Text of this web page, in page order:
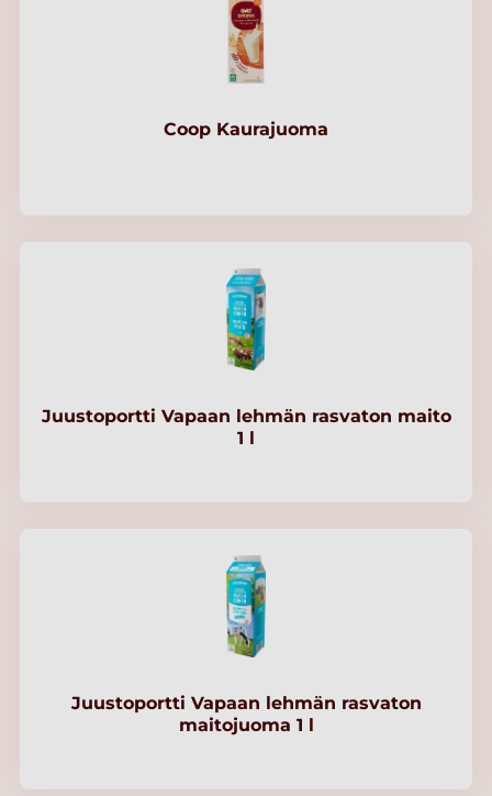
Coop Kaurajuoma
Juustoportti Vapaan lehmän rasvaton maito
1 l
Juustoportti Vapaan lehmän rasvaton
maitojuoma 1 l